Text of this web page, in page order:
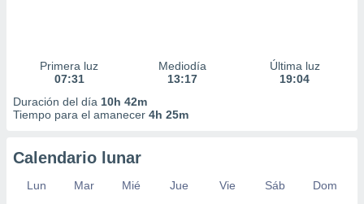
Primera luz
07:31
Mediodía
13:17
Última luz
19:04
Duración del día 10h 42m
Tiempo para el amanecer 4h 25m
Calendario lunar
Lun Mar Mié Jue Vie Sáb
Dom